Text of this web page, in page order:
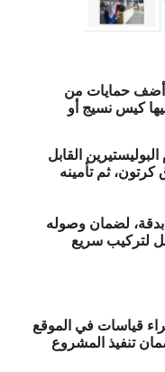
أضف حمايات من
كيس نسيج أو
القابل
ثم تأمينه
بدقة، لضمان وصوله
لتركيب سريع
قياسات في الموقع
تنفيذ المشروع